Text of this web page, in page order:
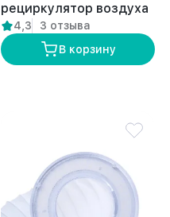
рециркулятор воздуха
+ вытяжка для
кератина и ботокса с
лампой
4,3
3 отзыва
В корзину